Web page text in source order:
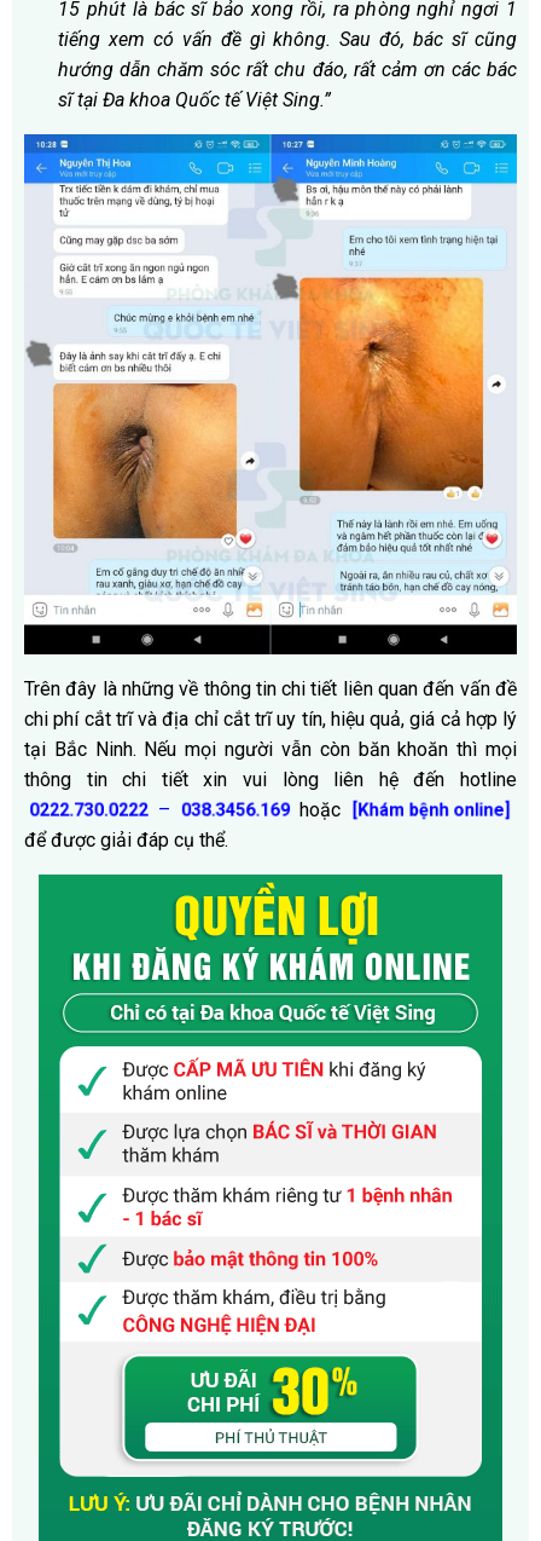
15 phút là bác sĩ bảo xong rồi, ra phòng nghỉ ngơi 1
tiếng xem có vấn đề gì không. Sau đó, bác sĩ cũng
hướng dẫn chăm sóc rất chu đáo, rất cảm ơn các bác
sĩ tại Đa khoa Quốc tế Việt Sing.”
Trên đây là những về thông tin chi tiết liên quan đến vấn đề
chi phí cắt trĩ và địa chỉ cắt trĩ uy tín, hiệu quả, giá cả hợp lý
tại Bắc Ninh. Nếu mọi người vẫn còn băn khoăn thì mọi
thông tin chi tiết xin vui lòng liên hệ đến hotline
0222.730.0222 – 038.3456.169 hoặc [Khám bệnh online]
để được giải đáp cụ thể.